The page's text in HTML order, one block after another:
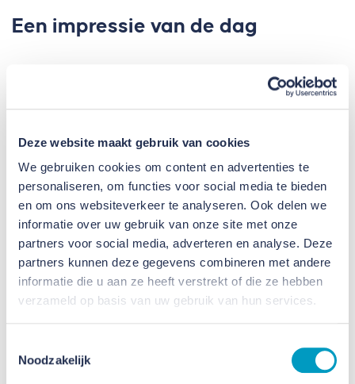
Deze website maakt gebruik van cookies
We gebruiken cookies om content en advertenties te
personaliseren, om functies voor social media te bieden
en om ons websiteverkeer te analyseren. Ook delen we
informatie over uw gebruik van onze site met onze
partners voor social media, adverteren en analyse. Deze
partners kunnen deze gegevens combineren met andere
informatie die u aan ze heeft verstrekt of die ze hebben
verzameld op basis van uw gebruik van hun services.
Noodzakelijk
Een impressie van de dag